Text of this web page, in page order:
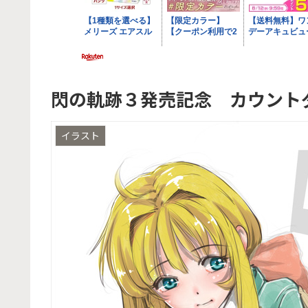
閃の軌跡３発売記念 カウント
イラスト